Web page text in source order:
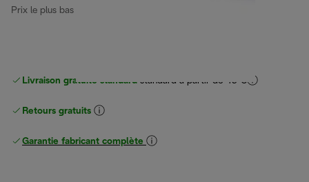
Prix le plus bas 30 derniers jours
Livraison gratuite standard standard à partir de 49 €
Retours gratuits
Garantie fabricant complète